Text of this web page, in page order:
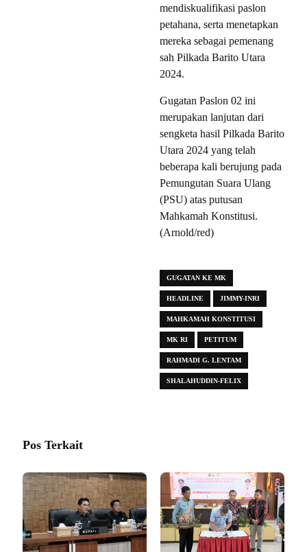
mendiskualifikasi paslon
petahana, serta menetapkan
mereka sebagai pemenang
sah Pilkada Barito Utara
2024.
Gugatan Paslon 02 ini
merupakan lanjutan dari
sengketa hasil Pilkada Barito
Utara 2024 yang telah
beberapa kali berujung pada
Pemungutan Suara Ulang
(PSU) atas putusan
Mahkamah Konstitusi.
(Arnold/red)
GUGATAN KE MK
HEADLINE JIMMY-INRI
MAHKAMAH KONSTITUSI
MK RI PETITUM
RAHMADI G. LENTAM
SHALAHUDDIN-FELIX
Pos Terkait